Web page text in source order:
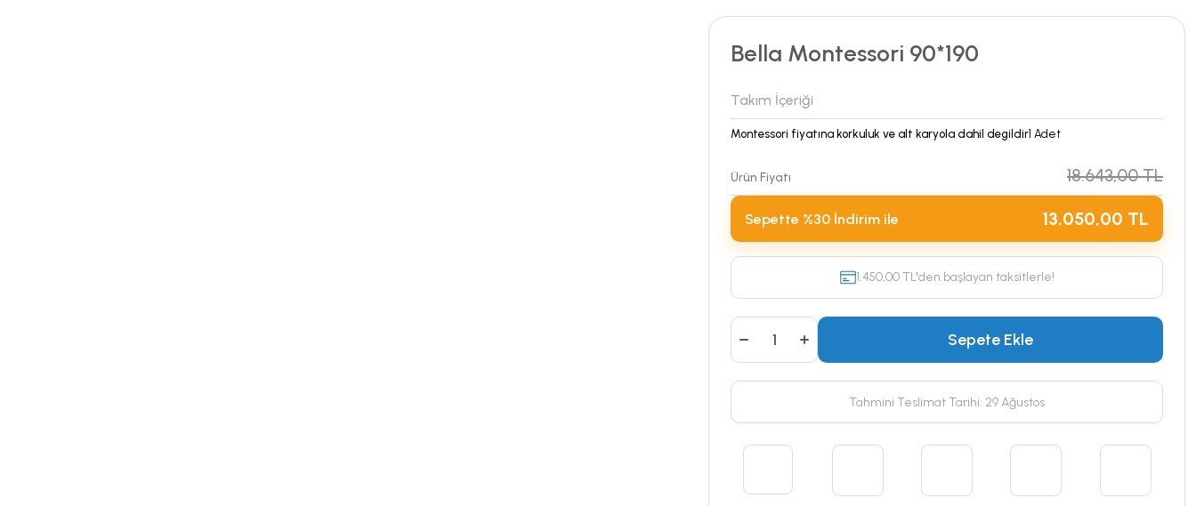
Bella Montessori 90*190
Takım İçeriği
Montessori fiyatına korkuluk ve alt karyola dahil degildir1 Adet
Ürün Fiyatı 18.643,00 TL
Sepette %30 İndirim ile 13.050,00 TL
1.450,00 TL'den başlayan taksitlerle!
Sepete Ekle
Tahmini Teslimat Tarihi: 29 Ağustos